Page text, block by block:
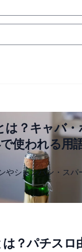
は？キャバ
使われる用
やシャンパン・スパ
は？パチスロ